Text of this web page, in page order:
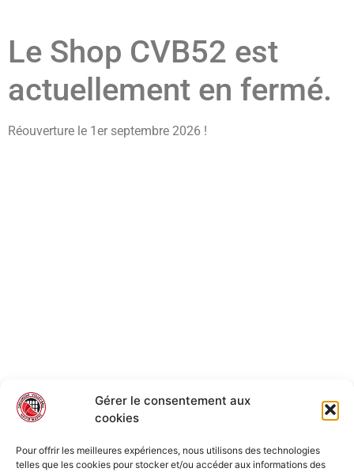
Gérer le consentement aux
cookies
Pour offrir les meilleures expériences, nous utilisons des technologies
telles que les cookies pour stocker et/ou accéder aux informations des
Le Shop CVB52 est
actuellement en fermé.
Réouverture le 1er septembre 2026 !